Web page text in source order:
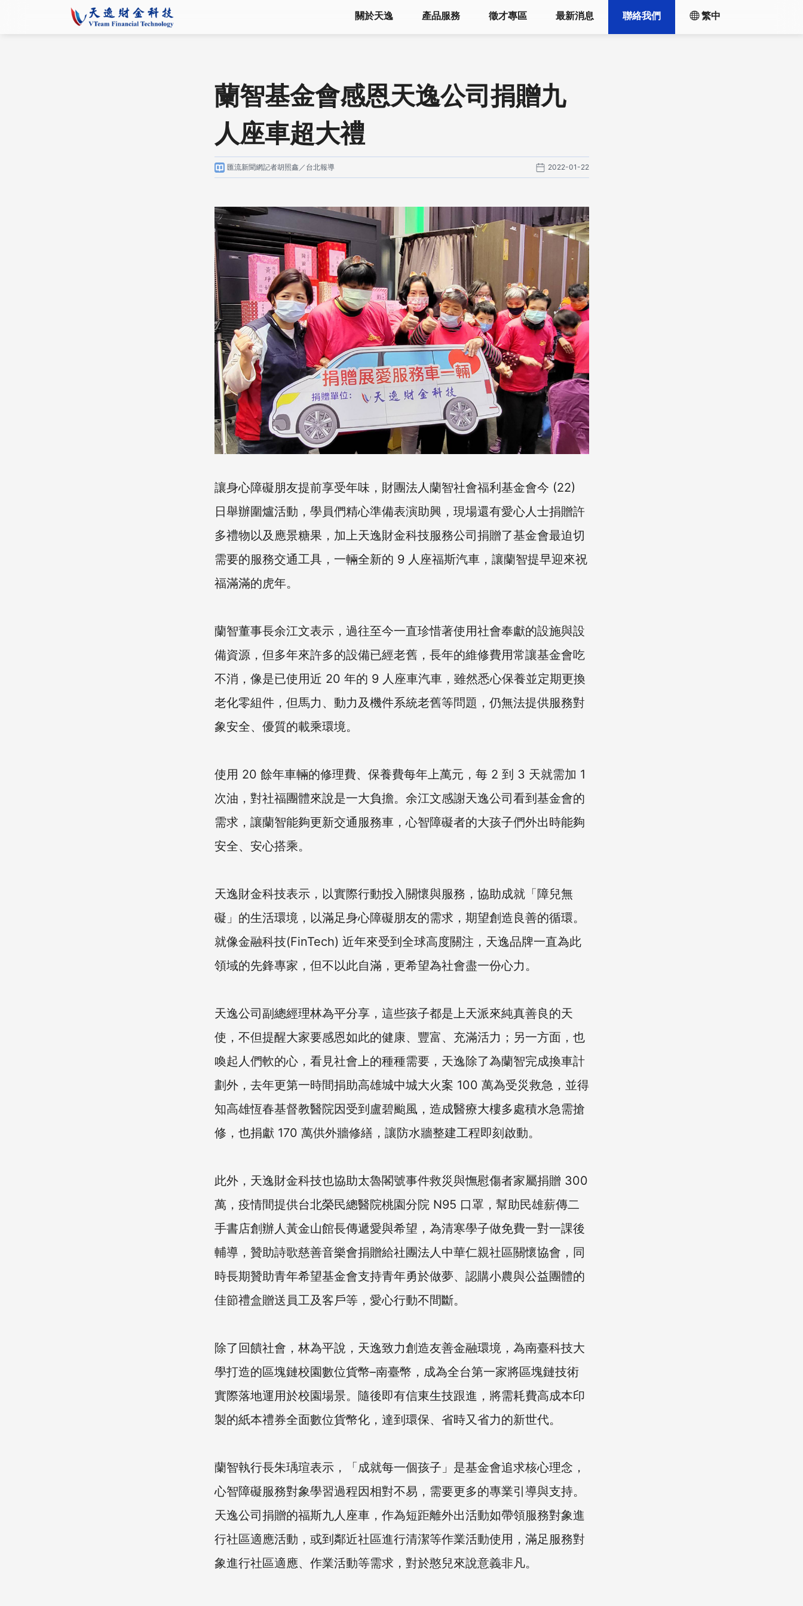
關於天逸 產品服務 徵才專區 最新消息 聯絡我們 繁中
蘭智基金會感恩天逸公司捐贈九
人座車超大禮
匯流新聞網記者胡照鑫／台北報導 2022-01-22
讓身心障礙朋友提前享受年味，財團法人蘭智社會福利基金會今 (22)
日舉辦圍爐活動，學員們精心準備表演助興，現場還有愛心人士捐贈許
多禮物以及應景糖果，加上天逸財金科技服務公司捐贈了基金會最迫切
需要的服務交通工具，一輛全新的 9 人座福斯汽車，讓蘭智提早迎來祝
福滿滿的虎年。
蘭智董事長余江文表示，過往至今一直珍惜著使用社會奉獻的設施與設
備資源，但多年來許多的設備已經老舊，長年的維修費用常讓基金會吃
不消，像是已使用近 20 年的 9 人座車汽車，雖然悉心保養並定期更換
老化零組件，但馬力、動力及機件系統老舊等問題，仍無法提供服務對
象安全、優質的載乘環境。
使用 20 餘年車輛的修理費、保養費每年上萬元，每 2 到 3 天就需加 1
次油，對社福團體來說是一大負擔。余江文感謝天逸公司看到基金會的
需求，讓蘭智能夠更新交通服務車，心智障礙者的大孩子們外出時能夠
安全、安心搭乘。
天逸財金科技表示，以實際行動投入關懷與服務，協助成就「障兒無
礙」的生活環境，以滿足身心障礙朋友的需求，期望創造良善的循環。
就像金融科技(FinTech) 近年來受到全球高度關注，天逸品牌一直為此
領域的先鋒專家，但不以此自滿，更希望為社會盡一份心力。
天逸公司副總經理林為平分享，這些孩子都是上天派來純真善良的天
使，不但提醒大家要感恩如此的健康、豐富、充滿活力；另一方面，也
喚起人們軟的心，看見社會上的種種需要，天逸除了為蘭智完成換車計
劃外，去年更第一時間捐助高雄城中城大火案 100 萬為受災救急，並得
知高雄恆春基督教醫院因受到盧碧颱風，造成醫療大樓多處積水急需搶
修，也捐獻 170 萬供外牆修繕，讓防水牆整建工程即刻啟動。
此外，天逸財金科技也協助太魯閣號事件救災與憮慰傷者家屬捐贈 300
萬，疫情間提供台北榮民總醫院桃園分院 N95 口罩，幫助民雄薪傳二
手書店創辦人黃金山館長傳遞愛與希望，為清寒學子做免費一對一課後
輔導，贊助詩歌慈善音樂會捐贈給社團法人中華仁親社區關懷協會，同
時長期贊助青年希望基金會支持青年勇於做夢、認購小農與公益團體的
佳節禮盒贈送員工及客戶等，愛心行動不間斷。
除了回饋社會，林為平說，天逸致力創造友善金融環境，為南臺科技大
學打造的區塊鏈校園數位貨幣–南臺幣，成為全台第一家將區塊鏈技術
實際落地運用於校園場景。隨後即有信東生技跟進，將需耗費高成本印
製的紙本禮券全面數位貨幣化，達到環保、省時又省力的新世代。
蘭智執行長朱瑀瑄表示，「成就每一個孩子」是基金會追求核心理念，
心智障礙服務對象學習過程因相對不易，需要更多的專業引導與支持。
天逸公司捐贈的福斯九人座車，作為短距離外出活動如帶領服務對象進
行社區適應活動，或到鄰近社區進行清潔等作業活動使用，滿足服務對
象進行社區適應、作業活動等需求，對於憨兒來說意義非凡。